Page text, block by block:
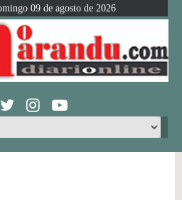
09 de agosto de 2026